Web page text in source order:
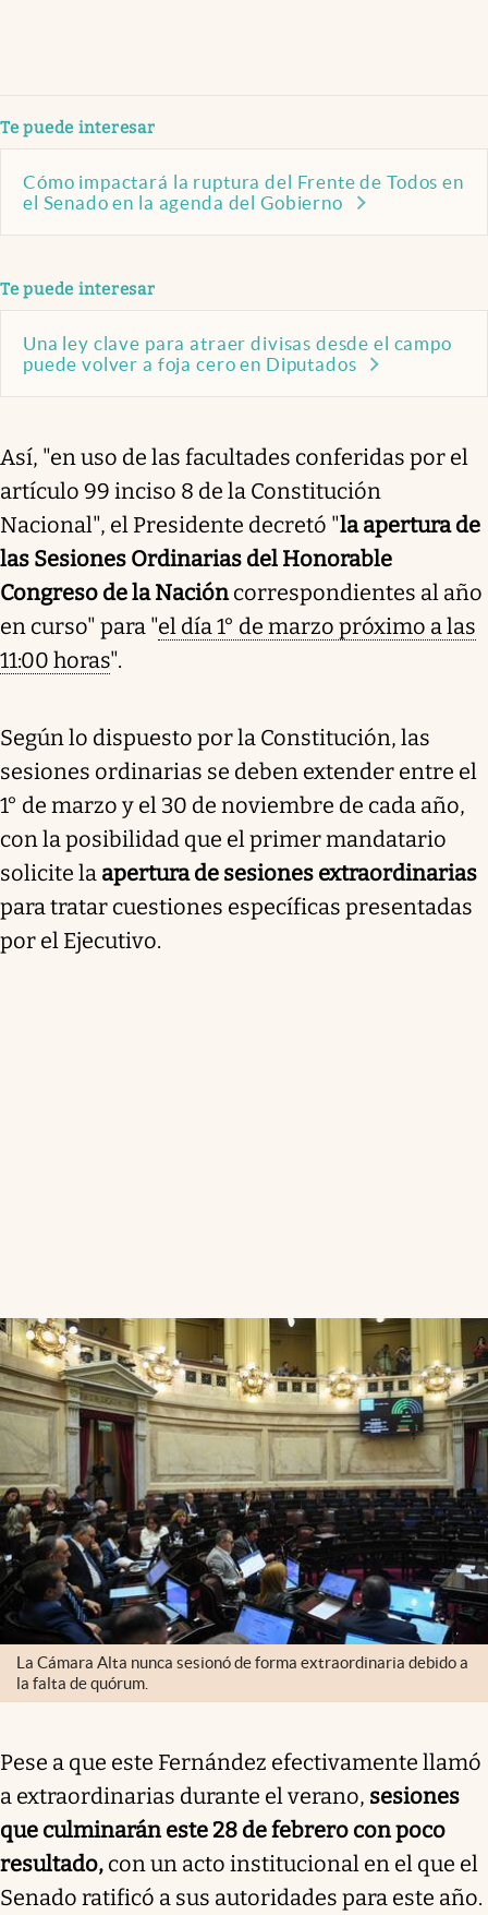
Te puede interesar
Cómo impactará la ruptura del Frente de Todos en
el Senado en la agenda del Gobierno
Te puede interesar
Una ley clave para atraer divisas desde el campo
puede volver a foja cero en Diputados
Así, "en uso de las facultades conferidas por el
artículo 99 inciso 8 de la Constitución
Nacional", el Presidente decretó "la apertura de
las Sesiones Ordinarias del Honorable
Congreso de la Nacióncorrespondientes al año
en curso" para "el día 1° de marzo próximo a las
11:00 horas".
Según lo dispuesto por la Constitución, las
sesiones ordinarias se deben extender entre el
1° de marzo y el 30 de noviembre de cada año,
con la posibilidad que el primer mandatario
solicite la apertura de sesiones extraordinarias
para tratar cuestiones específicas presentadas
por el Ejecutivo.
La Cámara Alta nunca sesionó de forma extraordinaria debido a
la falta de quórum.
Pese a que este Fernández efectivamente llamó
a extraordinarias durante el verano, sesiones
que culminarán este 28 de febrero con poco
resultado, con un acto institucional en el que el
Senado ratificó a sus autoridades para este año.